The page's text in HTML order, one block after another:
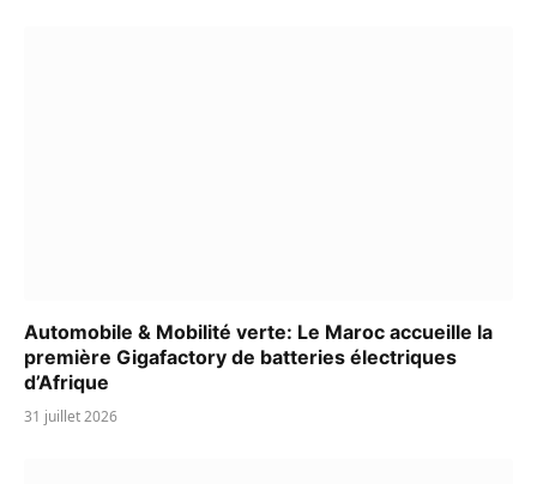
Automobile & Mobilité verte: Le Maroc accueille la
première Gigafactory de batteries électriques
d’Afrique
31 juillet 2026